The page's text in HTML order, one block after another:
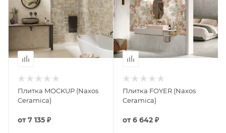
Плитка MOCKUP (Naxos
Ceramica)
от7 135 ₽
Плитка FOYER (Naxos
Ceramica)
от6 642 ₽